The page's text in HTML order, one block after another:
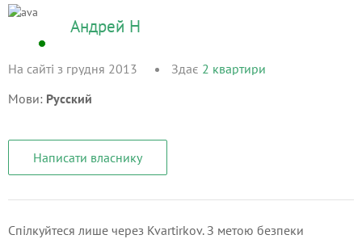
Андрей Н
На сайті з грудня 2013 Здає 2 квартири
Мови: Русский
Написати власнику
Спілкуйтеся лише через Kvartirkov. З метою безпеки